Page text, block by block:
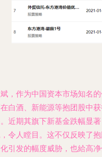
，作为中国资本市场知名
白酒、新能源等抱团股中
近期其旗下新基金跌幅显
令人瞠目。这不仅反映了
引发的幅度威胁，也給高